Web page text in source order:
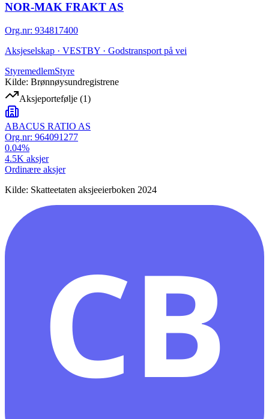
NOR-MAK FRAKT AS
Org.nr: 934817400
Aksjeselskap · VESTBY · Godstransport på vei
StyremedlemStyre
Kilde: Brønnøysundregistrene
Aksjeportefølje (1)
ABACUS RATIO AS
Org.nr: 964091277
0.04%
4.5K aksjer
Ordinære aksjer
Kilde: Skatteetaten aksjeeierboken 2024
CB